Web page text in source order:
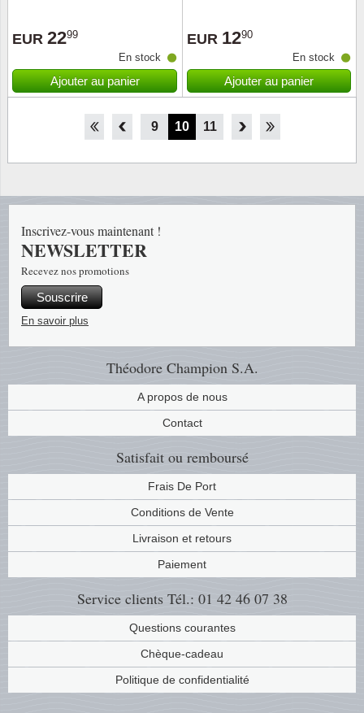
EUR 2299
En stock
Ajouter au panier
EUR 1290
En stock
Ajouter au panier
7 8 9 10 11 12 13
Théodore Champion S.A.
A propos de nous
Contact
Satisfait ou remboursé
Frais De Port
Conditions de Vente
Livraison et retours
Paiement
Service clients Tél.: 01 42 46 07 38
Questions courantes
Chèque-cadeau
Politique de confidentialité
Inscrivez-vous maintenant !
NEWSLETTER
Recevez nos promotions
Souscrire
En savoir plus